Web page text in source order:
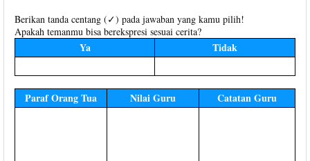
Berikan tanda centang (✓) pada jawaban yang kamu pilih!
Apakah temanmu bisa berekspresi sesuai cerita?
Ya Tidak
Paraf Orang Tua Nilai Guru Catatan Guru